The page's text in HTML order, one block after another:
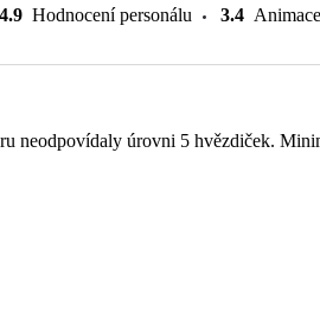
4.9 Hodnocení personálu 3.4 Animace
neodpovídaly úrovni 5 hvězdiček.